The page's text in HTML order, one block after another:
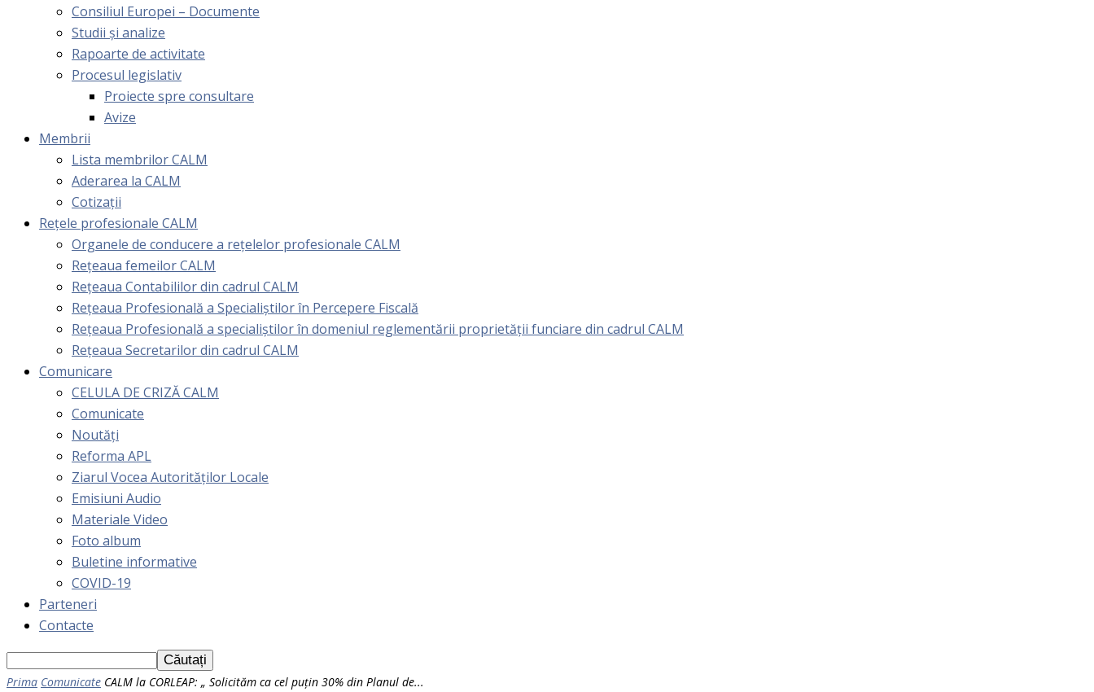
Consiliul Europei – Documente
Studii și analize
Rapoarte de activitate
Procesul legislativ
Proiecte spre consultare
Avize
Membrii
Lista membrilor CALM
Aderarea la CALM
Cotizaţii
Rețele profesionale CALM
Organele de conducere a rețelelor profesionale CALM
Rețeaua femeilor CALM
Rețeaua Contabililor din cadrul CALM
Rețeaua Profesională a Specialiștilor în Percepere Fiscală
Reţeaua Profesională a specialiştilor în domeniul reglementării proprietăţii funciare din cadrul CALM
Rețeaua Secretarilor din cadrul CALM
Comunicare
CELULA DE CRIZĂ CALM
Comunicate
Noutăți
Reforma APL
Ziarul Vocea Autorităților Locale
Emisiuni Audio
Materiale Video
Foto album
Buletine informative
COVID-19
Parteneri
Contacte
Prima Comunicate CALM la CORLEAP: „ Solicităm ca cel puțin 30% din Planul de...